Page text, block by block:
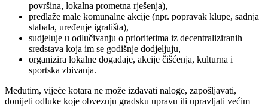
površina, lokalna prometna rješenja),
predlaže male komunalne akcije (npr. popravak klupe, sadnja
stabala, uređenje igrališta),
sudjeluje u odlučivanju o prioritetima iz decentraliziranih
sredstava koja im se godišnje dodjeljuju,
organizira lokalne događaje, akcije čišćenja, kulturna i
sportska zbivanja.
Međutim, vijeće kotara ne može izdavati naloge, zapošljavati,
donijeti odluke koje obvezuju gradsku upravu ili upravljati većim